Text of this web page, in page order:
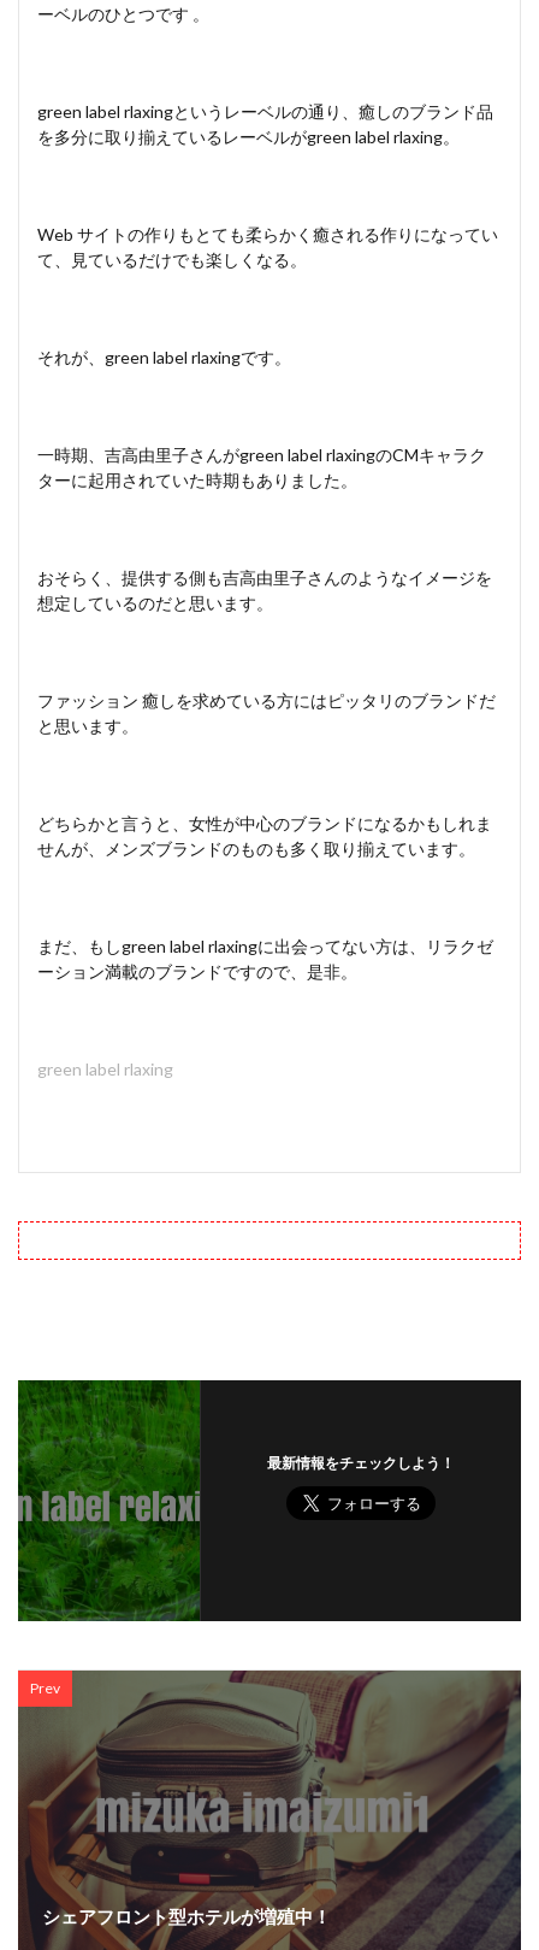
ーベルのひとつです 。
green label rlaxingというレーベルの通り、癒しのブランド品
を多分に取り揃えているレーベルがgreen label rlaxing。
Web サイトの作りもとても柔らかく癒される作りになってい
て、見ているだけでも楽しくなる。
それが、green label rlaxingです。
一時期、吉高由里子さんがgreen label rlaxingのCMキャラク
ターに起用されていた時期もありました。
おそらく、提供する側も吉高由里子さんのようなイメージを
想定しているのだと思います。
ファッション 癒しを求めている方にはピッタリのブランドだ
と思います。
どちらかと言うと、女性が中心のブランドになるかもしれま
せんが、メンズブランドのものも多く取り揃えています。
まだ、もしgreen label rlaxingに出会ってない方は、リラクゼ
ーション満載のブランドですので、是非。
green label rlaxing
最新情報をチェックしよう！
Prev
シェアフロント型ホテルが増殖中！